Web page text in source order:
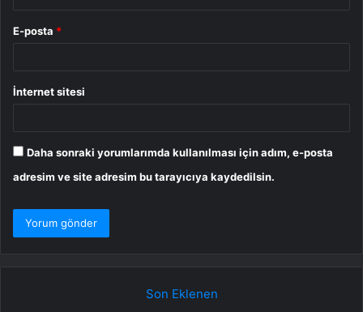
E-posta *
İnternet sitesi
Daha sonraki yorumlarımda kullanılması için adım, e-posta
adresim ve site adresim bu tarayıcıya kaydedilsin.
Son Eklenen